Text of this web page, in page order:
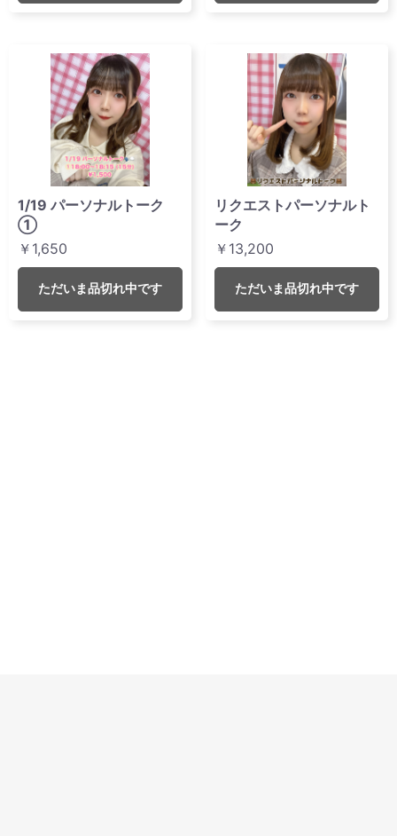
1/19 パーソナルトーク
①
￥1,650
ただいま品切れ中です
リクエストパーソナルト
ーク
￥13,200
ただいま品切れ中です